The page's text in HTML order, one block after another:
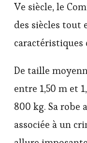
Ve siècle, le
des siècles tout
De taille
entre 1,50 m et
800 kg. Sa robe
associée à un